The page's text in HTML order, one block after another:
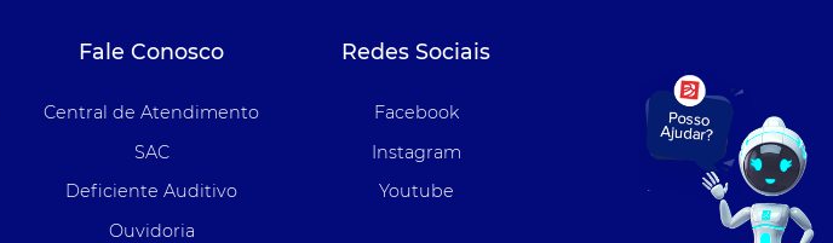
Fale Conosco
Central de Atendimento
SAC
Deficiente Auditivo
Ouvidoria
Redes Sociais
Facebook
Instagram
Youtube